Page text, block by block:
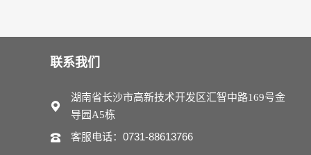
联系我们
湖南省长沙市高新技术开发区汇智中路169号金
导园A5栋
客服电话：0731-88613766